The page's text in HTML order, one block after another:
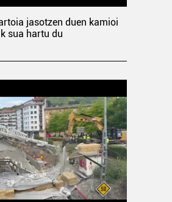
jasotzen duen kamioi
sua hartu du